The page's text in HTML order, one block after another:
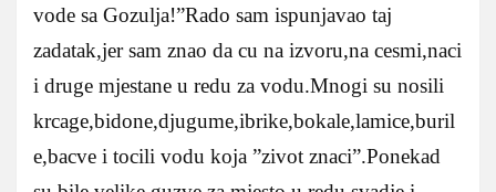
vode sa Gozulja!”Rado sam ispunjavao taj
zadatak,jer sam znao da cu na izvoru,na cesmi,naci
i druge mjestane u redu za vodu.Mnogi su nosili
krcage,bidone,djugume,ibrike,bokale,lamice,buril
e,bacve i tocili vodu koja ”zivot znaci”.Ponekad